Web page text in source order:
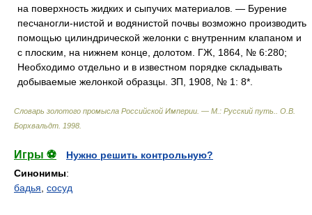
на поверхность жидких и сыпучих материалов. — Бурение
песчаногли-нистой и водянистой почвы возможно производить
помощью цилиндрической желонки с внутренним клапаном и
с плоским, на нижнем конце, долотом. ГЖ, 1864, № 6:280;
Необходимо отдельно и в известном порядке складывать
добываемые желонкой образцы. ЗП, 1908, № 1: 8*.
Словарь золотого промысла Российской Империи. — М.: Русский путь.
О.В.
Борхвальдт 1998
Игры ⚽
Нужно решить контрольную?
Синонимы:
бадья сосуд